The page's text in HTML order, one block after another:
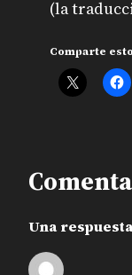
(la
Comparte
Una